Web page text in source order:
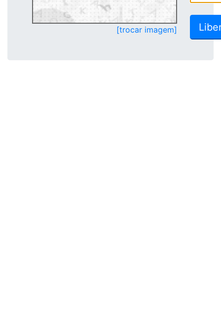
[trocar imagem]